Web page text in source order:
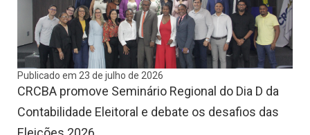
Publicado em 23 de julho de 2026
CRCBA promove Seminário Regional do Dia D da
Contabilidade Eleitoral e debate os desafios das